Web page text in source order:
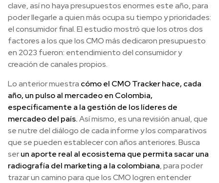
clave, así no haya presupuestos enormes este año, para
poder llegarle a quien más ocupa su tiempo y prioridades:
el consumidor final. El estudio mostró que los otros dos
factores a los que los CMO más dedicaron presupuesto
en 2023 fueron: entendimiento del consumidor y
creación de canales propios.
Lo anterior muestra cómo el CMO Tracker hace, cada
año, un pulso al mercadeo en Colombia,
específicamente a la gestión de los líderes de
mercadeo del país.Así mismo, es una revisión anual, que
se nutre del diálogo de cada informe y los comparativos
que se pueden establecer con años anteriores. Busca
serun aporte real al ecosistema que permita sacar una
radiografía del marketing a la colombiana, para poder
trazar un camino para que los CMO logren entender